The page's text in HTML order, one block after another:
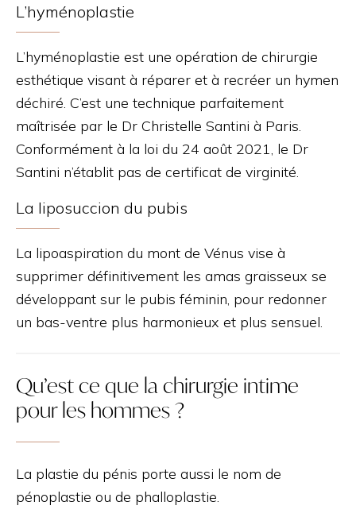
L’hyménoplastie
L’hyménoplastie est une opération de chirurgie
esthétique visant à réparer et à recréer un hymen
déchiré. C’est une technique parfaitement
maîtrisée par le Dr Christelle Santini à Paris.
Conformément à la loi du 24 août 2021, le Dr
Santini n’établit pas de certificat de virginité.
La liposuccion du pubis
La lipoaspiration du mont de Vénus vise à
supprimer définitivement les amas graisseux se
développant sur le pubis féminin, pour redonner
un bas-ventre plus harmonieux et plus sensuel.
Qu’est ce que la chirurgie intime
pour les hommes ?
La plastie du pénis porte aussi le nom de
pénoplastie ou de phalloplastie.